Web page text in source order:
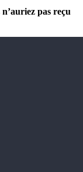
pas reçu